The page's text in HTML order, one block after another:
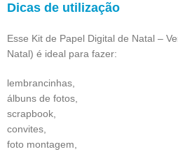
Dicas de utilização
Esse Kit de Papel Digital de Natal –
Natal) é ideal para fazer:
lembrancinhas,
álbuns de fotos,
scrapbook,
convites,
foto montagem,